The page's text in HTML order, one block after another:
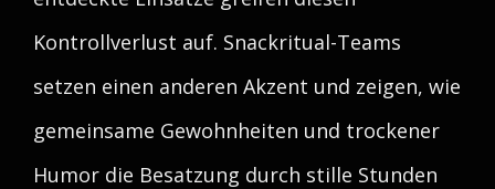
Kontrollverlust auf. Snackritual-Teams
setzen einen anderen Akzent und zeigen, wie
gemeinsame Gewohnheiten und trockener
Humor die Besatzung durch stille Stunden